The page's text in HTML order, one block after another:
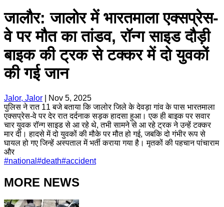
जालौर: जालोर में भारतमाला एक्सप्रेस-
वे पर मौत का तांडव, रॉन्ग साइड दौड़ी
बाइक की ट्रक से टक्कर में दो युवकों
की गई जान
Jalor, Jalor
Nov 5, 2025
पुलिस ने रात 11 बजे बताया कि जालोर जिले के देवड़ा गांव के पास भारतमाला
एक्सप्रेस-वे पर देर रात दर्दनाक सड़क हादसा हुआ। एक ही बाइक पर सवार
चार युवक रॉन्ग साइड से आ रहे थे, तभी सामने से आ रहे ट्रक ने उन्हें टक्कर
मार दी। हादसे में दो युवकों की मौके पर मौत हो गई, जबकि दो गंभीर रूप से
घायल हो गए जिन्हें अस्पताल में भर्ती कराया गया है। मृतकों की पहचान पांचाराम
और
#national #death#accident
MORE NEWS